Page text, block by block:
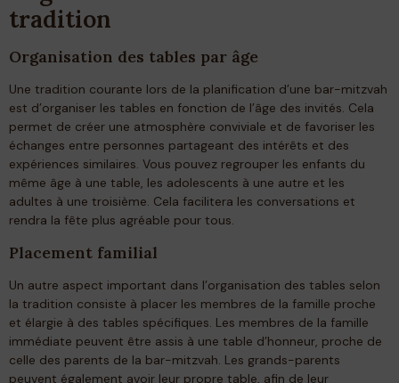
tradition
Organisation des tables par âge
Une tradition courante lors de la planification d’une bar-mitzvah
est d’organiser les tables en fonction de l’âge des invités. Cela
permet de créer une atmosphère conviviale et de favoriser les
échanges entre personnes partageant des intérêts et des
expériences similaires. Vous pouvez regrouper les enfants du
même âge à une table, les adolescents à une autre et les
adultes à une troisième. Cela facilitera les conversations et
rendra la fête plus agréable pour tous.
Placement familial
Un autre aspect important dans l’organisation des tables selon
la tradition consiste à placer les membres de la famille proche
et élargie à des tables spécifiques. Les membres de la famille
immédiate peuvent être assis à une table d’honneur, proche de
celle des parents de la bar-mitzvah. Les grands-parents
peuvent également avoir leur propre table, afin de leur